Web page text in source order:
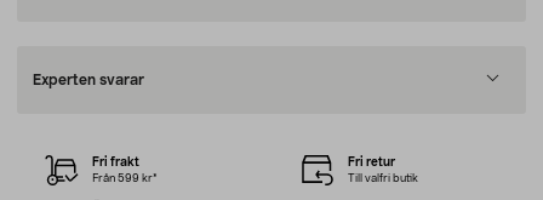
Experten svarar
Fri frakt
Från 599 kr*
Fri retur
Till valfri butik